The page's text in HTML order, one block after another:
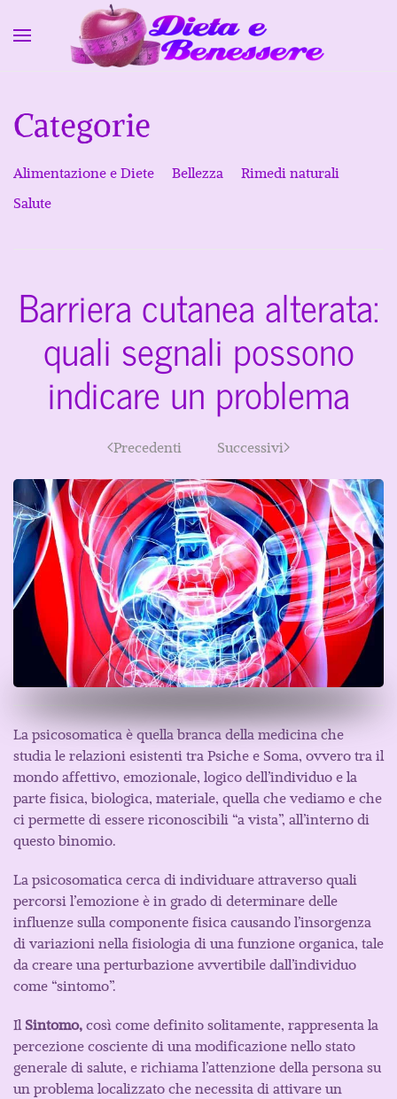
Skip to main content
Categorie
Alimentazione e Diete Bellezza
Rimedi naturali
Salute
Barriera cutanea alterata:
quali segnali possono
indicare un problema
Precedenti Successivi
La psicosomatica è quella branca della medicina che
studia le relazioni esistenti tra Psiche e Soma, ovvero tra il
mondo affettivo, emozionale, logico dell’individuo e la
parte fisica, biologica, materiale, quella che vediamo e che
ci permette di essere riconoscibili “a vista”, all’interno di
questo binomio.
La psicosomatica cerca di individuare attraverso quali
percorsi l’emozione è in grado di determinare delle
influenze sulla componente fisica causando l’insorgenza
di variazioni nella fisiologia di una funzione organica, tale
da creare una perturbazione avvertibile dall’individuo
come “sintomo”.
Il Sintomo, così come definito solitamente, rappresenta la
percezione cosciente di una modificazione nello stato
generale di salute, e richiama l’attenzione della persona su
un problema localizzato che necessita di attivare un